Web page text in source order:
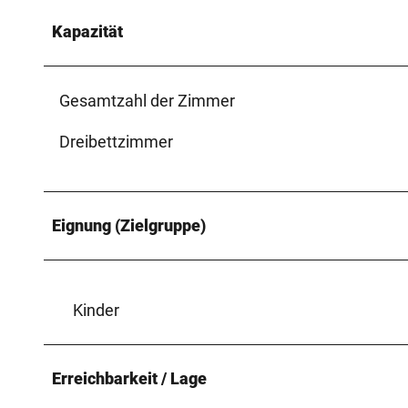
Kapazität
Gesamtzahl der Zimmer
Dreibettzimmer
Eignung (Zielgruppe)
Kinder
Erreichbarkeit / Lage